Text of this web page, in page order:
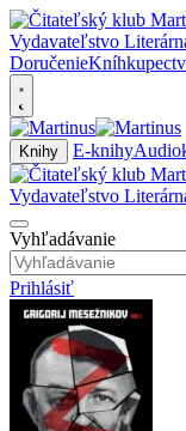
Doručenie
Knihy E-knihy
Vyhľadávanie
Prihlásiť